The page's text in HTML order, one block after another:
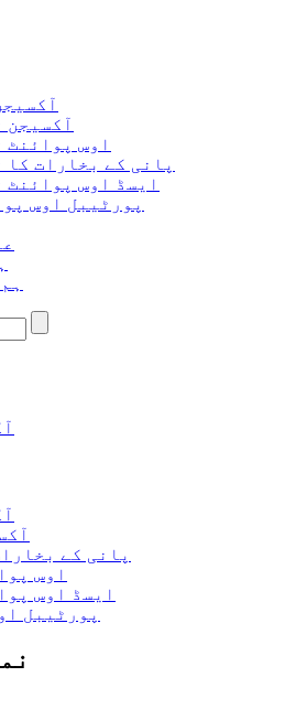
آکسیجن
اوس پوائنٹ
پانی کے بخارات کا
ایسڈ اوس پوائنٹ
پورٹیبل اوس
پانی کے
اوس
ایسڈ اوس
پورٹیبل